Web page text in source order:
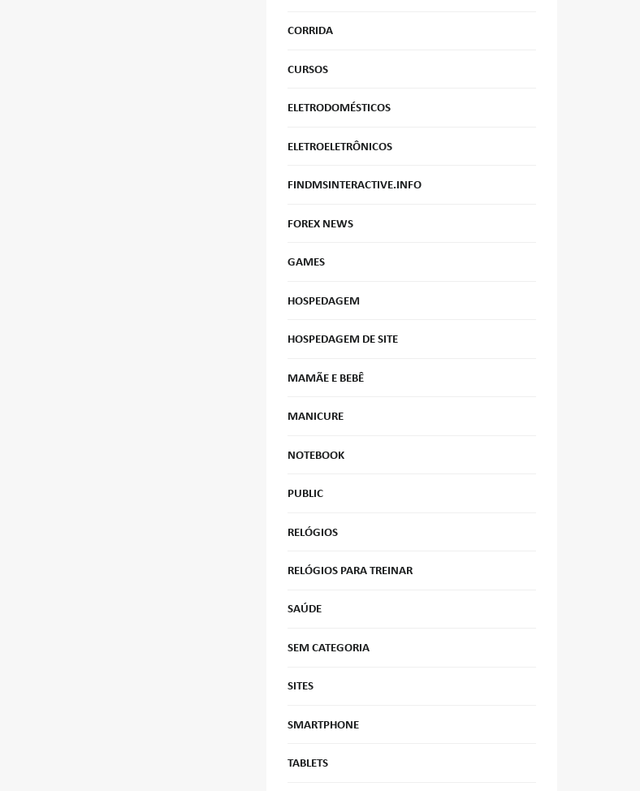
CORRIDA
CURSOS
ELETRODOMÉSTICOS
ELETROELETRÔNICOS
FINDMSINTERACTIVE.INFO
FOREX NEWS
GAMES
HOSPEDAGEM
HOSPEDAGEM DE SITE
MAMÃE E BEBÊ
MANICURE
NOTEBOOK
PUBLIC
RELÓGIOS
RELÓGIOS PARA TREINAR
SAÚDE
SEM CATEGORIA
SITES
SMARTPHONE
TABLETS